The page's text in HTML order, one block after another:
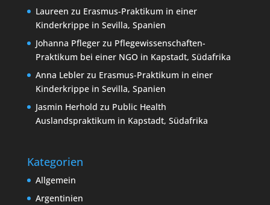
Laureen zu Erasmus-Praktikum in einer
Kinderkrippe in Sevilla, Spanien
Johanna Pflegerzu Pflegewissenschaften-
Praktikum bei einer NGO in Kapstadt, Südafrika
Anna Leblerzu Erasmus-Praktikum in einer
Kinderkrippe in Sevilla, Spanien
Jasmin Herhold zu Public Health
Auslandspraktikum in Kapstadt, Südafrika
Kategorien
Allgemein
Argentinien